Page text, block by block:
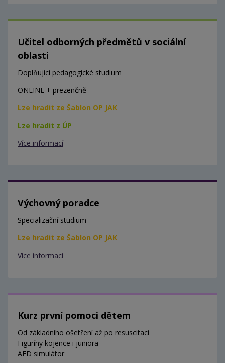
Učitel odborných předmětů v sociální
oblasti
Doplňující pedagogické studium
ONLINE + prezenčně
Lze hradit ze Šablon OP JAK
Lze hradit z ÚP
Více informací
Výchovný poradce
Specializační studium
Lze hradit ze Šablon OP JAK
Více informací
Kurz první pomoci dětem
Od základního ošetření až po resuscitaci
Figuríny kojence i juniora
AED simulátor